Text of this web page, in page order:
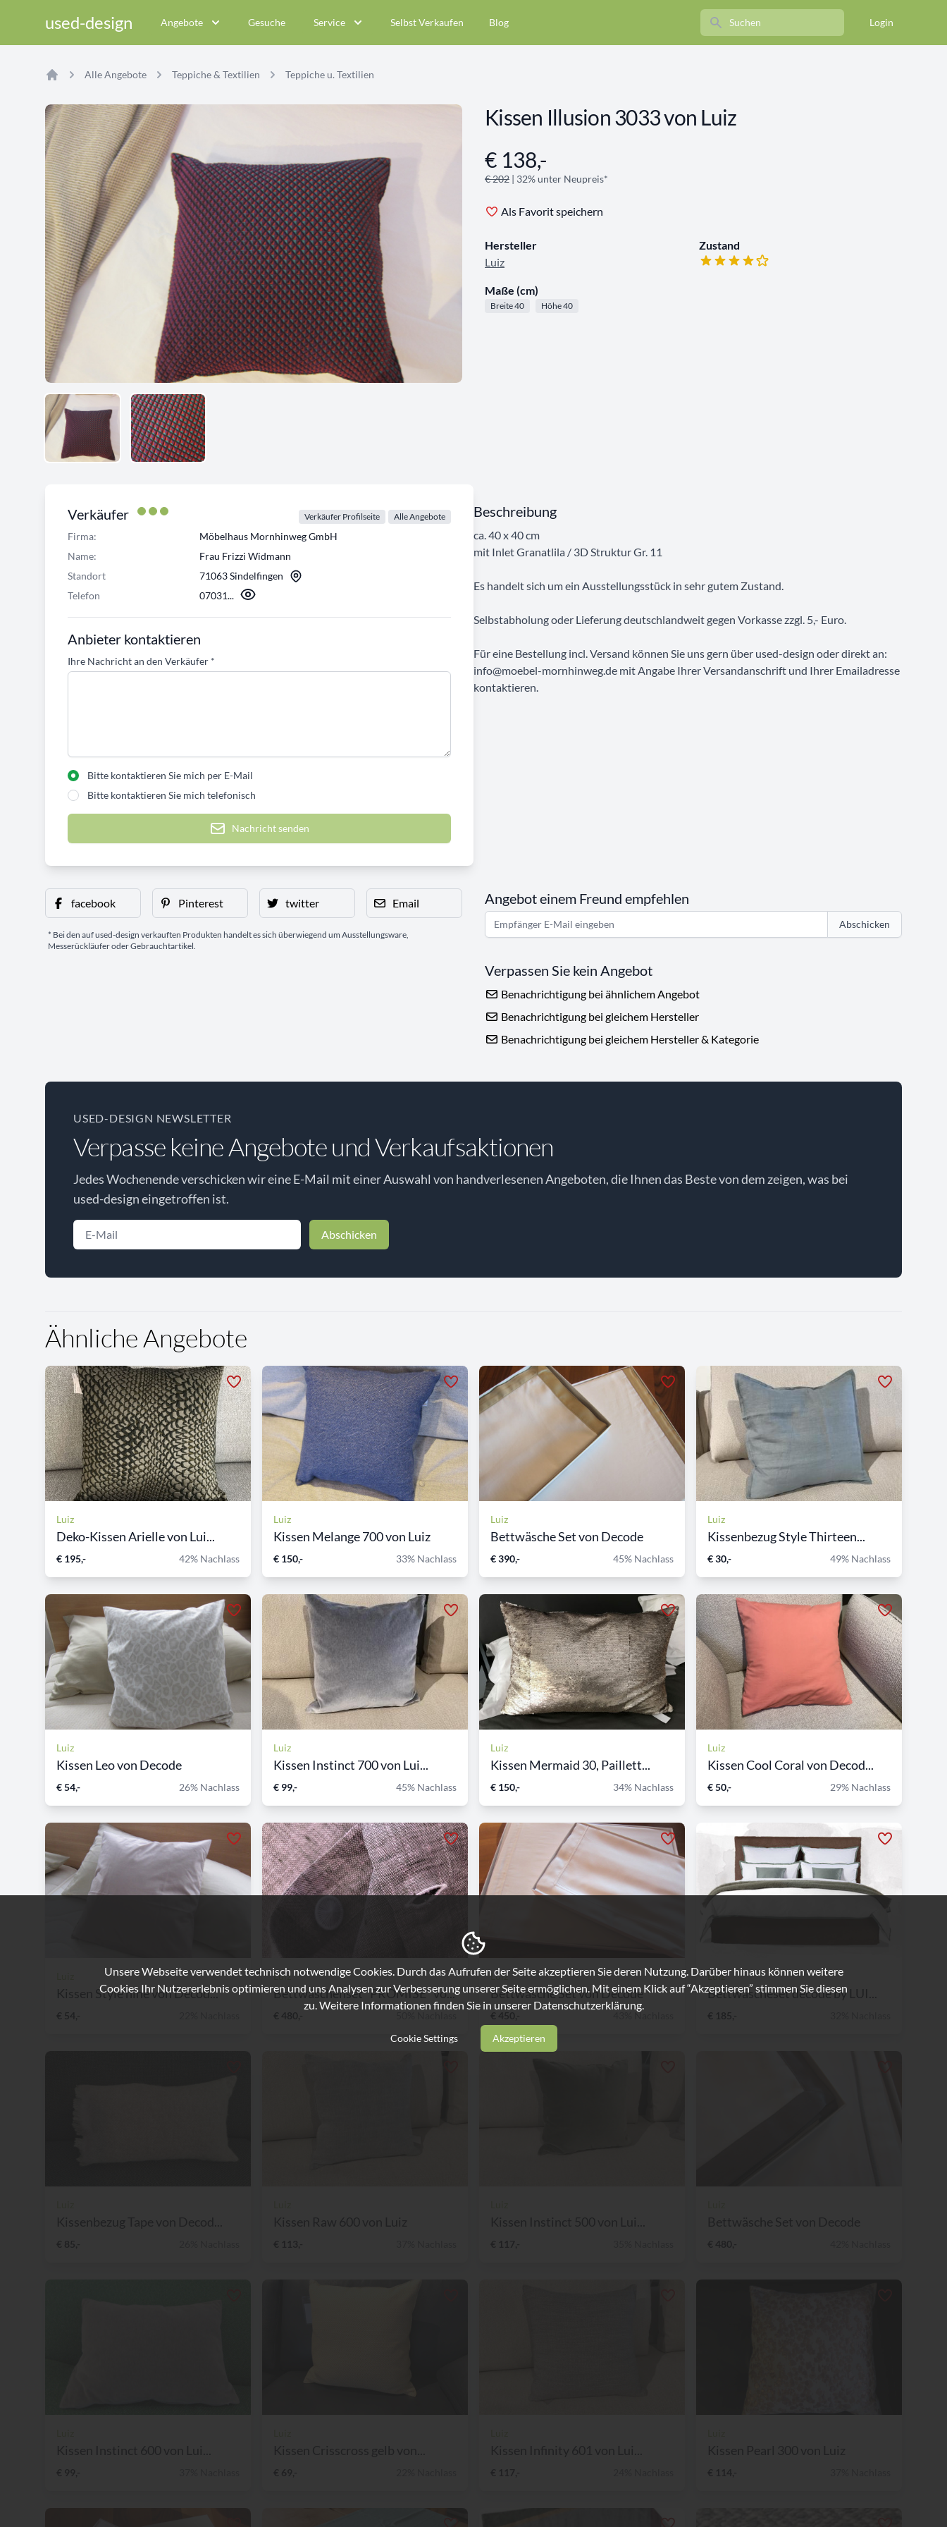
used-design Angebote Gesuche Service Selbst Verkaufen Blog Search Login
Alle Angebote Teppiche & Textilien Teppiche u. Textilien
Kissen Illusion 3033 von Luiz
Angebotsinformationen
€ 138,-
€ 202 | 32% unter Neupreis*
Als Favorit speichern
Hersteller
Luiz
Zustand
Maße (cm)
Breite 40 Höhe 40
Verkäufer Verkäufer Profilseite Alle Angebote
Firma:
Möbelhaus Mornhinweg GmbH
Name:
Frau Frizzi Widmann
Standort
71063 Sindelfingen
Telefon
07031...
Anbieter kontaktieren
Ihre Nachricht an den Verkäufer *
Bitte kontaktieren Sie mich per E-Mail
Bitte kontaktieren Sie mich telefonisch
Nachricht senden
Beschreibung
ca. 40 x 40 cm
mit Inlet Granatlila / 3D Struktur Gr. 11
Es handelt sich um ein Ausstellungsstück in sehr gutem Zustand.
Selbstabholung oder Lieferung deutschlandweit gegen Vorkasse zzgl. 5,- Euro.
Für eine Bestellung incl. Versand können Sie uns gern über used-design oder direkt an:
info@moebel-mornhinweg.de mit Angabe Ihrer Versandanschrift und Ihrer Emailadresse
kontaktieren.
facebook Pinterest twitter Email
* Bei den auf used-design verkauften Produkten handelt es sich überwiegend um Ausstellungsware,
Messerückläufer oder Gebrauchtartikel.
Angebot einem Freund empfehlen
Abschicken
Verpassen Sie kein Angebot
Benachrichtigung bei ähnlichem Angebot
Benachrichtigung bei gleichem Hersteller
Benachrichtigung bei gleichem Hersteller & Kategorie
USED-DESIGN NEWSLETTER
Verpasse keine Angebote und Verkaufsaktionen
Jedes Wochenende verschicken wir eine E-Mail mit einer Auswahl von handverlesenen Angeboten, die Ihnen das Beste von dem zeigen, was bei
used-design eingetroffen ist.
Abschicken
Ähnliche Angebote
Luiz
Deko-Kissen Arielle von Lui...
€ 195,- 42% Nachlass
Luiz
Kissen Melange 700 von Luiz
€ 150,- 33% Nachlass
Luiz
Bettwäsche Set von Decode
€ 390,- 45% Nachlass
Luiz
Kissenbezug Style Thirteen...
€ 30,- 49% Nachlass
Luiz
Kissen Leo von Decode
€ 54,- 26% Nachlass
Luiz
Kissen Instinct 700 von Lui...
€ 99,- 45% Nachlass
Luiz
Kissen Mermaid 30, Paillett...
€ 150,- 34% Nachlass
Luiz
Kissen Cool Coral von Decod...
€ 50,- 29% Nachlass
Kissen Style nine von Decod...
€ 54,-
Luiz
Bettwäschenset "PROMISE" vo...
€ 480,-
Luiz
Bettwäsche Set von Decode
€ 450,- 43% Nachlass
Luiz
Bettwäscheset decode by LUI...
€ 185,-
Unsere Webseite verwendet technisch notwendige Cookies. Durch das Aufrufen der Seite akzeptieren Sie deren Nutzung. Darüber hinaus können weitere
Cookies Ihr Nutzererlebnis optimieren und uns Analysen zur Verbesserung unserer Seite ermöglichen. Mit einem Klick auf “Akzeptieren” stimmen Sie diesen
zu. Weitere Informationen finden Sie in unserer Datenschutzerklärung.
Cookie Settings Akzeptieren